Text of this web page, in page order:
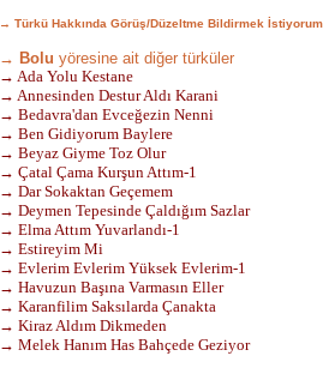
→ Türkü Hakkında Görüş/Düzeltme Bildirmek İstiyorum
→ Bolu yöresine ait diğer türküler
→ Ada Yolu Kestane
→ Annesinden Destur Aldı Karani
→ Bedavra'dan Evceğezin Nenni
→ Ben Gidiyorum Baylere
→ Beyaz Giyme Toz Olur
→ Çatal Çama Kurşun Attım-1
→ Dar Sokaktan Geçemem
→ Deymen Tepesinde Çaldığım Sazlar
→ Elma Attım Yuvarlandı-1
→ Estireyim Mi
→ Evlerim Evlerim Yüksek Evlerim-1
→ Havuzun Başına Varmasın Eller
→ Karanfilim Saksılarda Çanakta
→ Kiraz Aldım Dikmeden
→ Melek Hanım Has Bahçede Geziyor